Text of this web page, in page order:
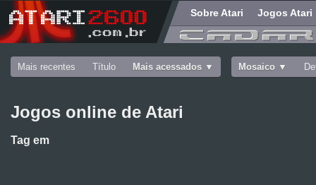
Sobre Atari Jogos Atari
Mais recentes Título Mais acessados Mosaico
Jogos online de Atari
Tag em